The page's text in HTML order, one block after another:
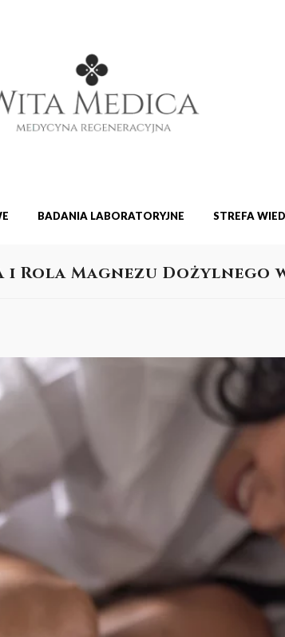
BADANIA LABORATORYJNE STREFA
i Rola Magnezu Dożylnego